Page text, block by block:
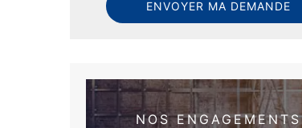
NOS ENGAGEMENTS